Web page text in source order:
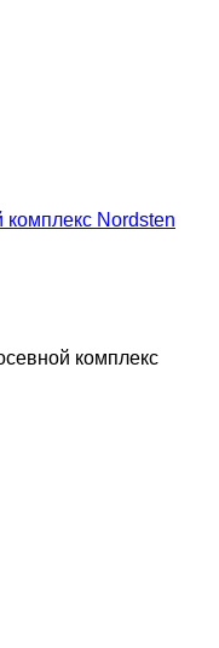
комплекс Nordsten
комплекс